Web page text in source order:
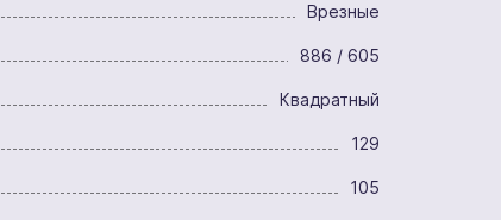
Врезные
886 / 605
Квадратный
129
105